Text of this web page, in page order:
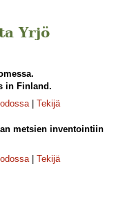
Yrjö
in Finland.
| Tekijä
metsien inventointiin
| Tekijä